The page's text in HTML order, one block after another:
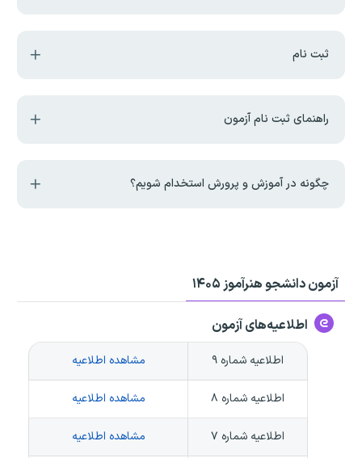
ثبت نام
راهنمای ثبت نام آزمون
چگونه در آموزش و پرورش استخدام شویم؟
آزمون دانشجو هنرآموز ۱۴۰۵
اطلاعیه‌های آزمون
اطلاعیه شماره ۹ مشاهده اطلاعیه
اطلاعیه شماره ۸ مشاهده اطلاعیه
اطلاعیه شماره ۷ مشاهده اطلاعیه